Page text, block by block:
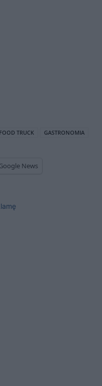
FOOD TRUCK GASTRONOMIA
News